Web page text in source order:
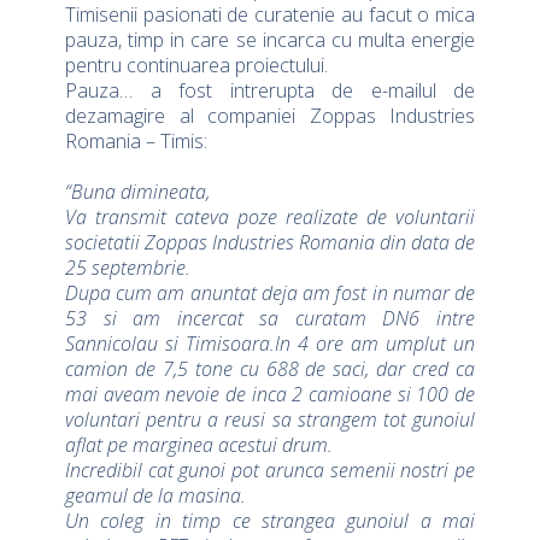
Timisenii pasionati de curatenie au facut o mica
pauza, timp in care se incarca cu multa energie
pentru continuarea proiectului.
Pauza… a fost intrerupta de e-mailul de
dezamagire al companiei Zoppas Industries
Romania – Timis:
“Buna dimineata,
Va transmit cateva poze realizate de voluntarii
societatii Zoppas Industries Romania din data de
25 septembrie.
Dupa cum am anuntat deja am fost in numar de
53 si am incercat sa curatam DN6 intre
Sannicolau si Timisoara.In 4 ore am umplut un
camion de 7,5 tone cu 688 de saci, dar cred ca
mai aveam nevoie de inca 2 camioane si 100 de
voluntari pentru a reusi sa strangem tot gunoiul
aflat pe marginea acestui drum.
Incredibil cat gunoi pot arunca semenii nostri pe
geamul de la masina.
Un coleg in timp ce strangea gunoiul a mai